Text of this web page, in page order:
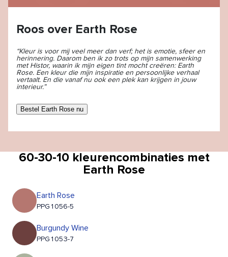
Roos over Earth Rose
“Kleur is voor mij veel meer dan verf; het is emotie, sfeer en
herinnering. Daarom ben ik zo trots op mijn samenwerking
met Histor, waarin ik mijn eigen tint mocht creëren: Earth
Rose. Een kleur die mijn inspiratie en persoonlijke verhaal
vertaalt. En die vanaf nu ook een plek kan krijgen in jouw
interieur.”
Bestel Earth Rose nu
60-30-10 kleurencombinaties met
Earth Rose
Earth Rose
PPG1056-5
Burgundy Wine
PPG1053-7